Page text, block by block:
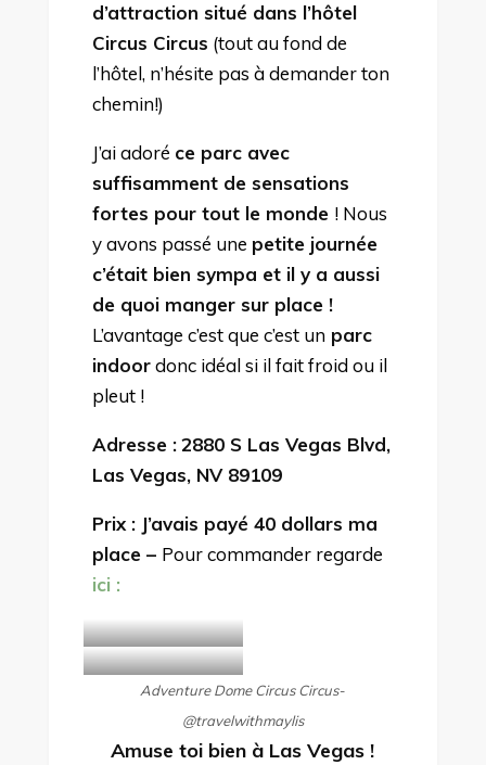
d’attraction situé dans l’hôtel
Circus Circus (tout au fond de
l’hôtel, n’hésite pas à demander ton
chemin!)
J’ai adoré ce parc avec
suffisamment de sensations
fortes pour tout le monde ! Nous
y avons passé une petite journée
c’était bien sympa et il y a aussi
de quoi manger sur place !
L’avantage c’est que c’est unparc
indoordonc idéal si il fait froid ou il
pleut !
Adresse : 2880 S Las Vegas Blvd,
Las Vegas, NV 89109
Prix : J’avais payé 40 dollars ma
place – Pour commander regarde
ici :
Adventure Dome Circus Circus-
@travelwithmaylis
Amuse toi bien à Las Vegas !